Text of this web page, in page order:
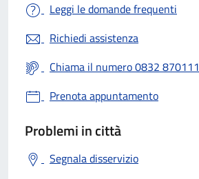
Leggi le domande frequenti
Richiedi assistenza
Chiama il numero 0832 870111
Prenota appuntamento
Problemi in città
Segnala disservizio